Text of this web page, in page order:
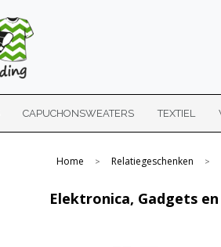
CAPUCHONSWEATERS TEXTIEL
Home > Relatiegeschenken >
Elektronica, Gadgets en